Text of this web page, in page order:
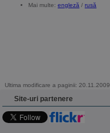
Mai multe: engleză / rusă
Ultima modificare a paginii: 20.11.2009
Site-uri partenere